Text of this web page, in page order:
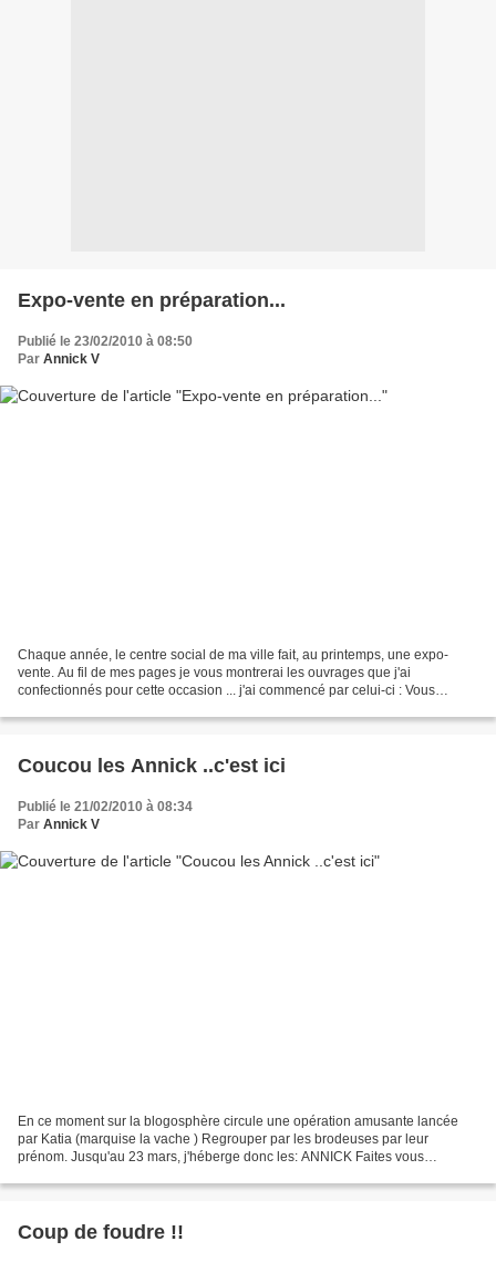
Expo-vente en préparation...
Publié le 23/02/2010 à 08:50
Par Annick V
Chaque année, le centre social de ma ville fait, au printemps, une expo-
vente. Au fil de mes pages je vous montrerai les ouvrages que j'ai
confectionnés pour cette occasion ... j'ai commencé par celui-ci : Vous
Coucou les Annick ..c'est ici
Publié le 21/02/2010 à 08:34
Par Annick V
En ce moment sur la blogosphère circule une opération amusante lancée
par Katia (marquise la vache ) Regrouper par les brodeuses par leur
prénom. Jusqu'au 23 mars, j'héberge donc les: ANNICK Faites vous
Coup de foudre !!